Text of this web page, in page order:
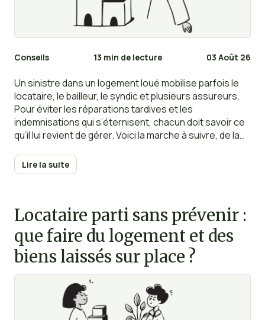
Conseils 13 min de lecture 03 Août 26
Un sinistre dans un logement loué mobilise parfois le
locataire, le bailleur, le syndic et plusieurs assureurs.
Pour éviter les réparations tardives et les
indemnisations qui s’éternisent, chacun doit savoir ce
qu’il lui revient de gérer. Voici la marche à suivre, de la
Lire la suite
Locataire parti sans prévenir :
que faire du logement et des
biens laissés sur place ?